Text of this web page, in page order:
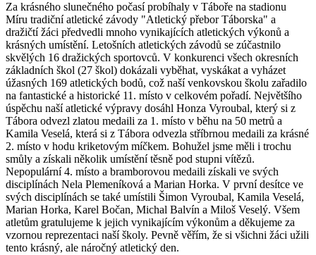
Za krásného slunečného počasí probíhaly v Táboře na stadionu
Míru tradiční atletické závody "Atletický přebor Táborska" a
dražičtí žáci předvedli mnoho vynikajících atletických výkonů a
krásných umístění. Letošních atletických závodů se zúčastnilo
skvělých 16 dražických sportovců. V konkurenci všech okresních
základních škol (27 škol) dokázali vyběhat, vyskákat a vyházet
úžasných 169 atletických bodů, což naší venkovskou školu zařadilo
na fantastické a historické 11. místo v celkovém pořadí. Největšího
úspěchu naší atletické výpravy dosáhl Honza Vyroubal, který si z
Tábora odvezl zlatou medaili za 1. místo v běhu na 50 metrů a
Kamila Veselá, která si z Tábora odvezla stříbrnou medaili za krásné
2. místo v hodu kriketovým míčkem. Bohužel jsme měli i trochu
smůly a získali několik umístění těsně pod stupni vítězů.
Nepopulární 4. místo a bramborovou medaili získali ve svých
disciplínách Nela Plemeníková a Marian Horka. V první desítce ve
svých disciplínách se také umístili Šimon Vyroubal, Kamila Veselá,
Marian Horka, Karel Bočan, Michal Balvín a Miloš Veselý. Všem
atletům gratulujeme k jejich vynikajícím výkonům a děkujeme za
vzornou reprezentaci naší školy. Pevně věřím, že si všichni žáci užili
tento krásný, ale náročný atletický den.